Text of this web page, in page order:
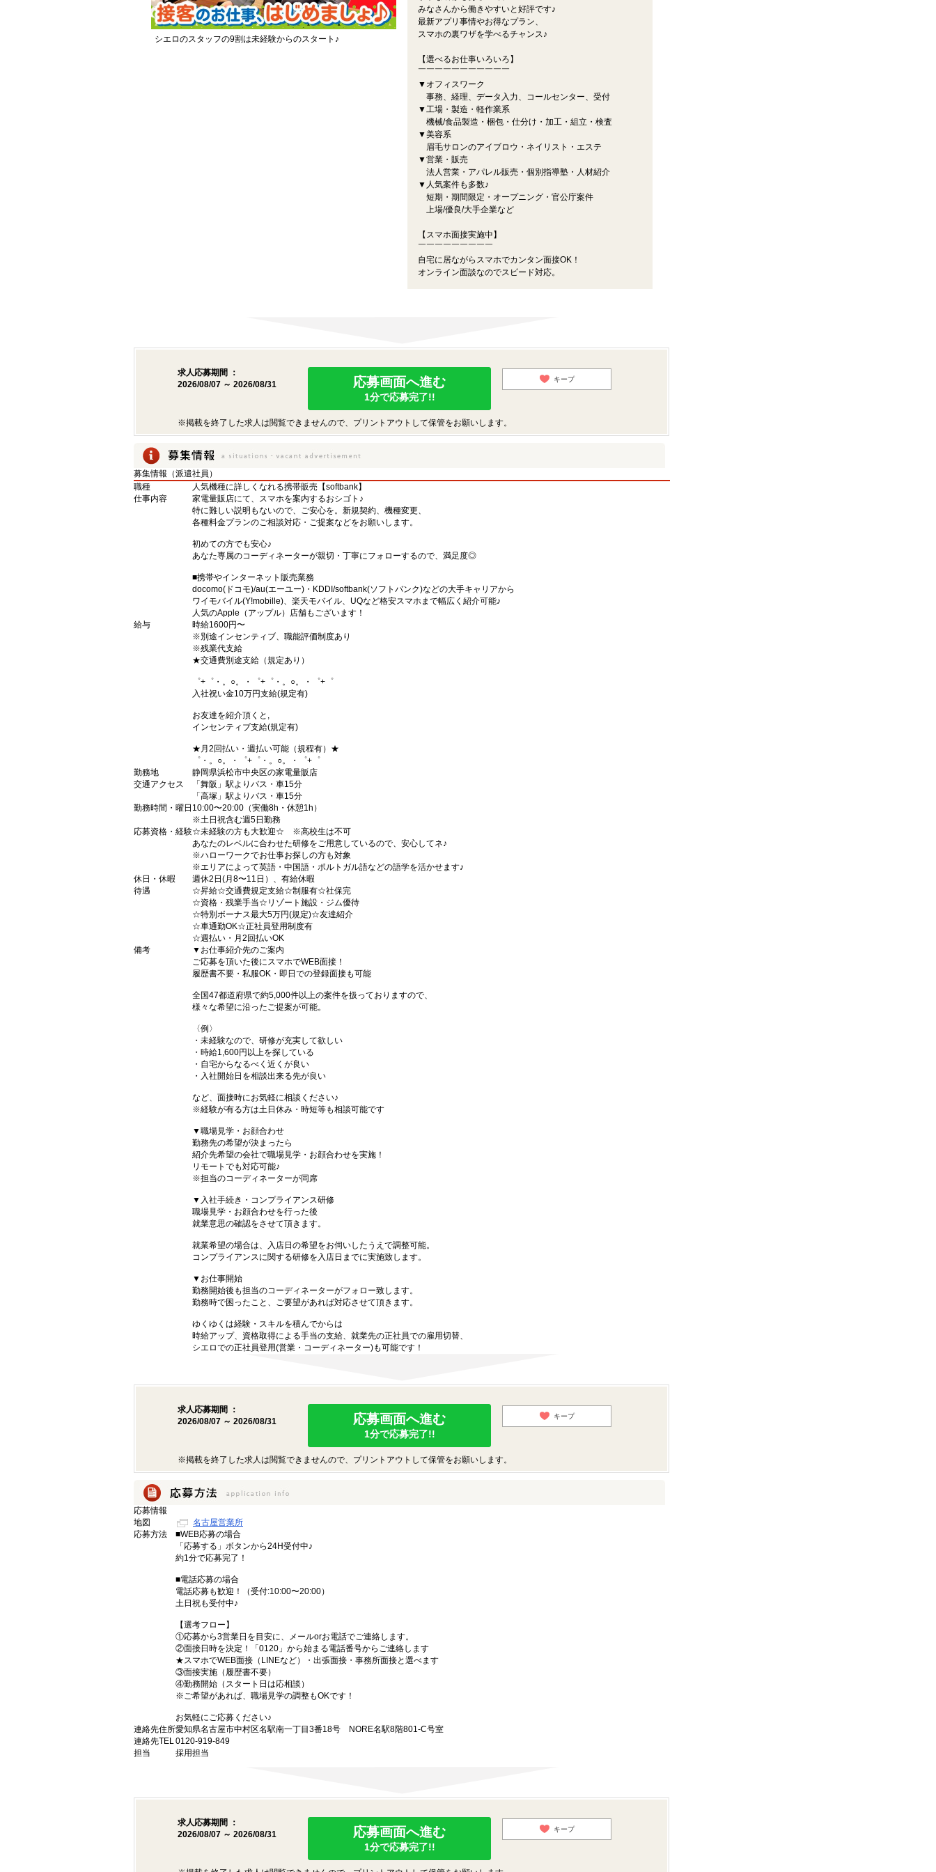
シエロのスタッフの9割は未経験からのスタート♪
みなさんから働きやすいと好評です♪
最新アプリ事情やお得なプラン、
スマホの裏ワザを学べるチャンス♪
【選べるお仕事いろいろ】
￣￣￣￣￣￣￣￣￣￣￣
▼オフィスワーク
事務、経理、データ入力、コールセンター、受付
▼工場・製造・軽作業系
機械/食品製造・梱包・仕分け・加工・組立・検査
▼美容系
眉毛サロンのアイブロウ・ネイリスト・エステ
▼営業・販売
法人営業・アパレル販売・個別指導塾・人材紹介
▼人気案件も多数♪
短期・期間限定・オープニング・官公庁案件
上場/優良/大手企業など
【スマホ面接実施中】
￣￣￣￣￣￣￣￣￣
自宅に居ながらスマホでカンタン面接OK！
オンライン面談なのでスピード対応。
求人応募期間 ：
2026/08/07 ～ 2026/08/31
応募画面へ進む
1分で応募完了!!
キープ
※掲載を終了した求人は閲覧できませんので、プリントアウトして保管をお願いします。
募集情報（派遣社員）
職種
人気機種に詳しくなれる携帯販売【softbank】
仕事内容
家電量販店にて、スマホを案内するおシゴト♪
特に難しい説明もないので、ご安心を。新規契約、機種変更、
各種料金プランのご相談対応・ご提案などをお願いします。
初めての方でも安心♪
あなた専属のコーディネーターが親切・丁寧にフォローするので、満足度◎
■携帯やインターネット販売業務
docomo(ドコモ)/au(エーユー)・KDDI/softbank(ソフトバンク)などの大手キャリアから
ワイモバイル(Y!mobille)、楽天モバイル、UQなど格安スマホまで幅広く紹介可能♪
人気のApple（アップル）店舗もございます！
給与
時給1600円〜
※別途インセンティブ、職能評価制度あり
※残業代支給
★交通費別途支給（規定あり）
゜+゜・。○。・゜+゜・。○。・゜+゜
入社祝い金10万円支給(規定有)
お友達を紹介頂くと,
インセンティブ支給(規定有)
★月2回払い・週払い可能（規程有）★
゜・。○。・゜+゜・。○。・゜+゜
勤務地
静岡県浜松市中央区の家電量販店
交通アクセス
「舞阪」駅よりバス・車15分
「高塚」駅よりバス・車15分
勤務時間・曜日 10:00〜20:00（実働8h・休憩1h）
※土日祝含む週5日勤務
応募資格・経験☆未経験の方も大歓迎☆ ※高校生は不可
あなたのレベルに合わせた研修をご用意しているので、安心してネ♪
※ハローワークでお仕事お探しの方も対象
※エリアによって英語・中国語・ポルトガル語などの語学を活かせます♪
休日・休暇
週休2日(月8〜11日）、有給休暇
待遇
☆昇給☆交通費規定支給☆制服有☆社保完
☆資格・残業手当☆リゾート施設・ジム優待
☆特別ボーナス最大5万円(規定)☆友達紹介
☆車通勤OK☆正社員登用制度有
☆週払い・月2回払いOK
備考
▼お仕事紹介先のご案内
ご応募を頂いた後にスマホでWEB面接！
履歴書不要・私服OK・即日での登録面接も可能
全国47都道府県で約5,000件以上の案件を扱っておりますので、
様々な希望に沿ったご提案が可能。
〈例〉
・未経験なので、研修が充実して欲しい
・時給1,600円以上を探している
・自宅からなるべく近くが良い
・入社開始日を相談出来る先が良い
など、面接時にお気軽に相談ください♪
※経験が有る方は土日休み・時短等も相談可能です
▼職場見学・お顔合わせ
勤務先の希望が決まったら
紹介先希望の会社で職場見学・お顔合わせを実施！
リモートでも対応可能♪
※担当のコーディネーターが同席
▼入社手続き・コンプライアンス研修
職場見学・お顔合わせを行った後
就業意思の確認をさせて頂きます。
就業希望の場合は、入店日の希望をお伺いしたうえで調整可能。
コンプライアンスに関する研修を入店日までに実施致します。
▼お仕事開始
勤務開始後も担当のコーディネーターがフォロー致します。
勤務時で困ったこと、ご要望があれば対応させて頂きます。
ゆくゆくは経験・スキルを積んでからは
時給アップ、資格取得による手当の支給、就業先の正社員での雇用切替、
シエロでの正社員登用(営業・コーディネーター)も可能です！
求人応募期間 ：
2026/08/07 ～ 2026/08/31
応募画面へ進む
1分で応募完了!!
キープ
※掲載を終了した求人は閲覧できませんので、プリントアウトして保管をお願いします。
応募情報
地図
名古屋営業所
応募方法
■WEB応募の場合
「応募する」ボタンから24H受付中♪
約1分で応募完了！
■電話応募の場合
電話応募も歓迎！（受付:10:00〜20:00）
土日祝も受付中♪
【選考フロー】
①応募から3営業日を目安に、メールorお電話でご連絡します。
②面接日時を決定！「0120」から始まる電話番号からご連絡します
★スマホでWEB面接（LINEなど）・出張面接・事務所面接と選べます
③面接実施（履歴書不要）
④勤務開始（スタート日は応相談）
※ご希望があれば、職場見学の調整もOKです！
お気軽にご応募ください♪
連絡先住所愛知県名古屋市中村区名駅南一丁目3番18号 NORE名駅8階801-C号室
連絡先TEL0120-919-849
担当
採用担当
求人応募期間 ：
2026/08/07 ～ 2026/08/31
応募画面へ進む
1分で応募完了!!
キープ